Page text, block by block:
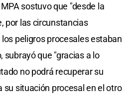
sostuvo que "desde la
por las circunstancias
peligros procesales estaban
subrayó que "gracias a lo
no podrá recuperar su
su situación procesal en el otro